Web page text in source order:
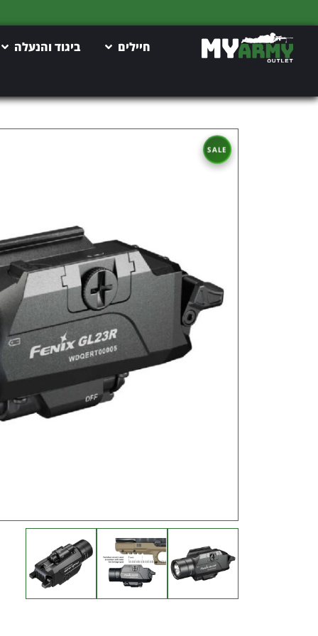
חיילים ביגוד והנעלה